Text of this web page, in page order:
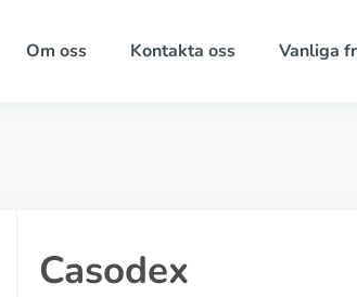
Om oss Kontakta oss Vanliga
Casodex